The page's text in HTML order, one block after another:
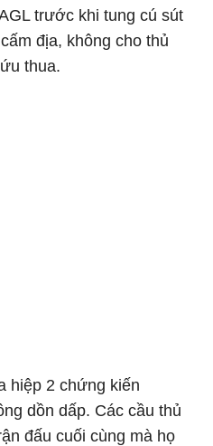
trước khi tung cú sút
địa, không cho thủ
thua.
hiệp 2 chứng kiến
dồn dấp. Các cầu thủ
đấu cuối cùng mà họ